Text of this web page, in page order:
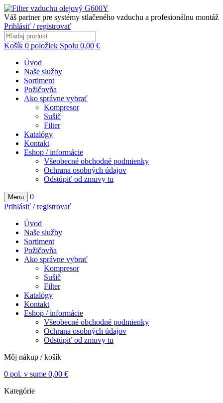
Váš partner pre systémy stlačeného vzduchu a profesionálnu montáž
Prihlásiť / registrovať
Košík 0 položiek Spolu 0,00 €
Úvod
Naše služby
Sortiment
Požičovňa
Ako správne vybrať
Kompresor
Sušič
Filter
Katalógy
Kontakt
Eshop / informácie
Všeobecné obchodné podmienky
Ochrana osobných údajov
Odstúpiť od zmuvy tu
Menu
0
Prihlásiť / registrovať
Úvod
Naše služby
Sortiment
Požičovňa
Ako správne vybrať
Kompresor
Sušič
Filter
Katalógy
Kontakt
Eshop / informácie
Všeobecné obchodné podmienky
Ochrana osobných údajov
Odstúpiť od zmuvy tu
Môj nákup / košík
0 pol. v sume 0,00 €
Kategórie